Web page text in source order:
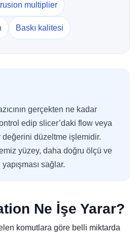
multiplier
Baskı kalitesi
gerçekten ne kadar
edip slicer’daki flow veya
düzeltme işlemidir.
yüzey, daha doğru ölçü ve
sağlar.
Ne İşe Yarar?
komutlara göre belli miktarda